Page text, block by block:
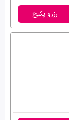
رزرو پکیج